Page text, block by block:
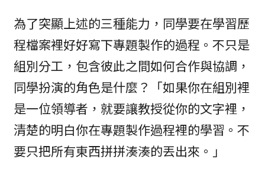
為了突顯上述的三種能力，同學要在學習歷
程檔案裡好好寫下專題製作的過程。不只是
組別分工，包含彼此之間如何合作與協調，
同學扮演的角色是什麼？「如果你在組別裡
是一位領導者，就要讓教授從你的文字裡，
清楚的明白你在專題製作過程裡的學習。不
要只把所有東西拼拼湊湊的丟出來。」